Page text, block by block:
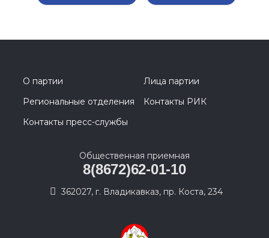
О партии
Лица партии
Региональные отделения
Контакты РИК
Контакты пресс-службы
Общественная приемная
8(8672)62-01-10
362027, г. Владикавказ, пр. Коста, 234